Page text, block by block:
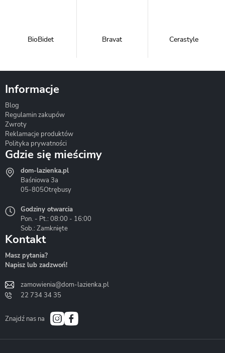
BioBidet Bravat Cerastyle
Hydrostop
Liveno
Bath&Spa
Informacje
Blog
Regulamin zakupów
Zwroty
Reklamacje produktów
Polityka prywatności
Gdzie się mieścimy
dom-lazienka.pl
Baśniowa 3a
05-805Otrębusy
Godziny otwarcia
Pon. - Pt.: 08:00 - 16:00
Sob.: Zamknięte
Kontakt
Masz pytania?
Napisz lub zadzwoń!
zamowienia@dom-lazienka.pl
22 734 34 35
Znajdź nas na